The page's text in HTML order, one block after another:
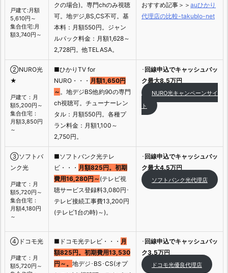
戸建て:月額
5,610円～
集合住宅:月
額3,740円～
クの場合)。専門chのみ視聴
可。地デジ,BS,CS不可。基
本料：月額550円。ジャン
ルパック料金：月額1,628～
2,728円。他TELASA。
おすすめ記事＞＞ auひかり
代理店の比較-takublo-net
②NURO光
★
戸建て：月
額5,200円～
集合住宅：
月額3,850円
～
■ひかりTV for
NURO・・・ 月額1,650円
～ 。地デジBS他約90の専門
ch視聴可。チューナーレン
タル：月額550円。各種プ
ラン料金：月額1,100～
2,750円。
･ 回線申込でキャッシュバッ
ク最大8.5万円
NURO光キャンペーンサイ
ト
③ソフトバ
ンク光
戸建て：月
額5,720円～
集合住宅：
月額4,180円
～
■ソフトバンク光テレ
ビ・・・ 月額825円。初期
費用16,280円～ (テレビ視
聴サービス登録料3,080円･
テレビ接続工事費13,200円
(テレビ1台の時)～)。
･ 回線申込でキャッシュバッ
ク最大4.5万円
ソフトバンク光代理店
④ドコモ光
戸建て：月
額5,720円～
■ドコモ光テレビ・・・ 月
額825円。初期費用13,530
円～。 地デジ･BS･CS(オプ
･ 回線申込でキャッシュバッ
ク3.5万円
ドコモ光優良代理店